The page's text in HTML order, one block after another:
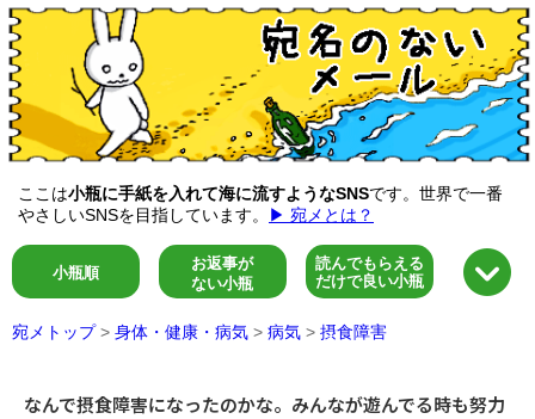
ここは小瓶に手紙を入れて海に流すようなSNSです。世界で一番
やさしいSNSを目指しています。
▶ 宛メとは？
小瓶順
お返事が
ない小瓶
読んでもらえる
だけで良い小瓶
宛メトップ > 身体・健康・病気 > 病気 > 摂食障害
なんで摂食障害になったのかな。みんなが遊んでる時も努力